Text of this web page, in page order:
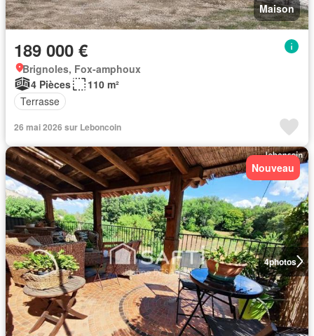
Maison
189 000 €
Brignoles, Fox-amphoux
4 Pièces
110 m²
Terrasse
26 mai 2026 sur Leboncoin
4photos
Nouveau